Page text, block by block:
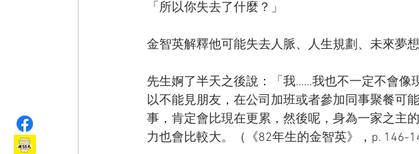
「所以你失去了什麼？」
金智英解釋他可能失去人脈、人生規劃、未來夢想
先生婀了半天之後說：「我......我也不一定不會
以不能見朋友，在公司加班或者參加同事聚餐可
事，肯定會比現在更累，然後呢，身為一家之主
力也會比較大。（《82年生的金智英》，p. 146-